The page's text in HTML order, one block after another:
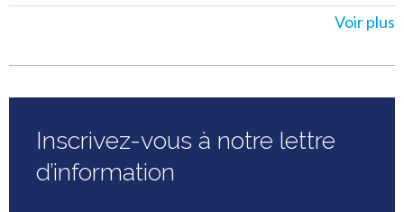
Voir plus
Inscrivez-vous à notre lettre
d’information